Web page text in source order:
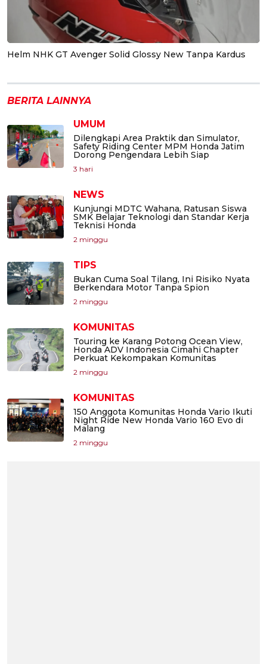
Helm NHK GT Avenger Solid Glossy New Tanpa Kardus
BERITA LAINNYA
UMUM
Dilengkapi Area Praktik dan Simulator,
Safety Riding Center MPM Honda Jatim
Dorong Pengendara Lebih Siap
3 hari
NEWS
Kunjungi MDTC Wahana, Ratusan Siswa
SMK Belajar Teknologi dan Standar Kerja
Teknisi Honda
2 minggu
TIPS
Bukan Cuma Soal Tilang, Ini Risiko Nyata
Berkendara Motor Tanpa Spion
2 minggu
KOMUNITAS
Touring ke Karang Potong Ocean View,
Honda ADV Indonesia Cimahi Chapter
Perkuat Kekompakan Komunitas
2 minggu
KOMUNITAS
150 Anggota Komunitas Honda Vario Ikuti
Night Ride New Honda Vario 160 Evo di
Malang
2 minggu